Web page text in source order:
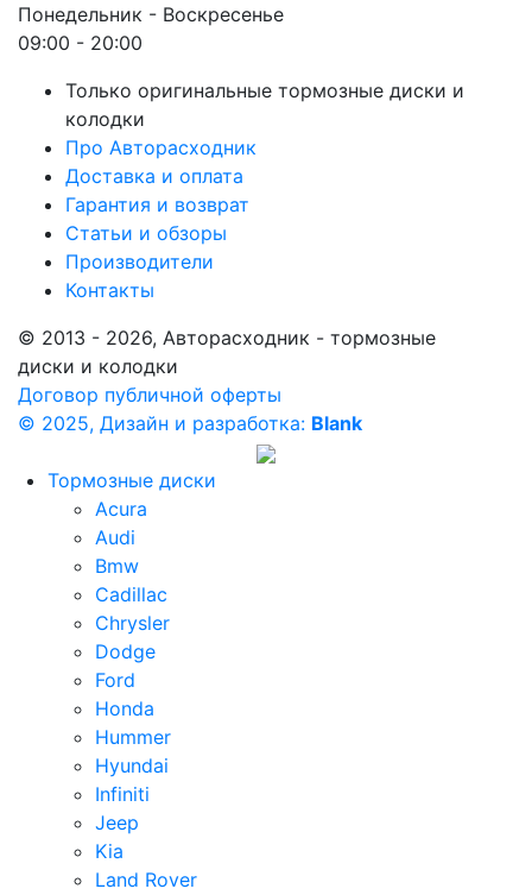
Понедельник - Воскресенье
09:00 - 20:00
Только оригинальные тормозные диски и
колодки
Про Авторасходник
Доставка и оплата
Гарантия и возврат
Статьи и обзоры
Производители
Контакты
© 2013 - 2026, Авторасходник - тормозные
диски и колодки
Договор публичной оферты
© 2025, Дизайн и разработка: Blank
Тормозные диски
Acura
Audi
Bmw
Cadillac
Chrysler
Dodge
Ford
Honda
Hummer
Hyundai
Infiniti
Jeep
Kia
Land Rover